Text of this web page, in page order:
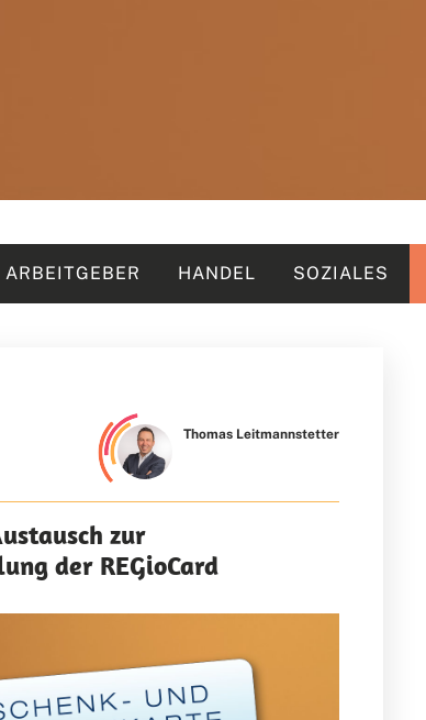
ARBEITGEBER HANDEL SOZIALES
Thomas Leitmannstetter
zur
der REGioCard